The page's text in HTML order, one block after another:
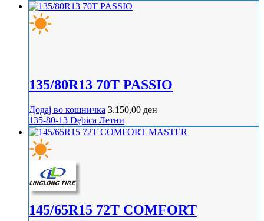
135/80R13 70T PASSIO
Додај во кошничка 3.150,00 ден
135-80-13 Dębica Летни
145/65R15 72T COMFORT